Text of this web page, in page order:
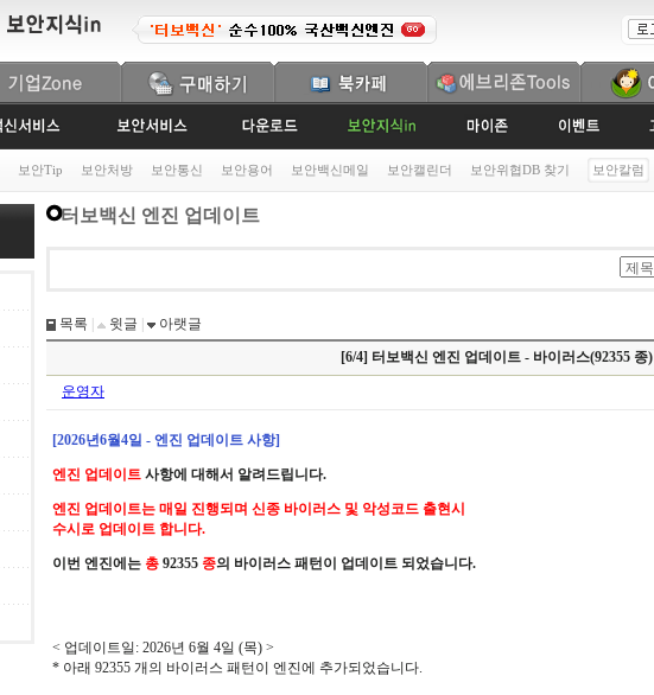
보안Tip 보안처방 보안통신 보안용어 보안백신메일 보안캘린더 보안위협DB 찾기 보안칼럼
터보백신 엔진 업데이트
목록 윗글
아랫글
[6/4] 터보백신 엔진 업데이트 - 바이러스(92355 종)
운영자
[2026년6월4일 - 엔진 업데이트 사항]
엔진 업데이트 사항에 대해서 알려드립니다.
엔진 업데이트는 매일 진행되며 신종 바이러스 및 악성코드 출현시
수시로 업데이트 합니다.
이번 엔진에는 총 92355 종의 바이러스 패턴이 업데이트 되었습니다.
< 업데이트일: 2026년 6월 4일 (목) >
* 아래 92355 개의 바이러스 패턴이 엔진에 추가되었습니다.